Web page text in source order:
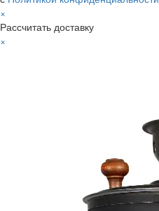
×
Рассчитать доставку
×